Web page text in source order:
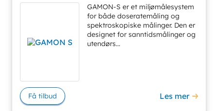
GAMON-S er et miljømålesystem
for både doseratemåling og
spektroskopiske målinger. Den er
designet for sanntidsmålinger og
utendørs...
Få tilbud Les mer